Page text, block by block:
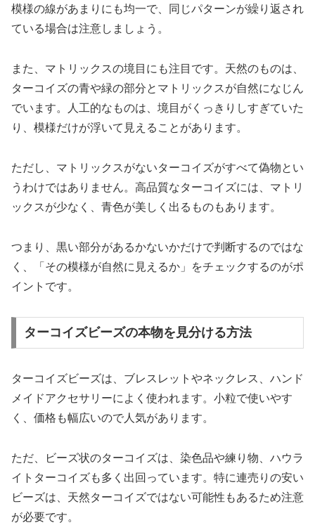
模様の線があまりにも均一で、同じパターンが繰り返され
ている場合は注意しましょう。
また、マトリックスの境目にも注目です。天然のものは、
ターコイズの青や緑の部分とマトリックスが自然になじん
でいます。人工的なものは、境目がくっきりしすぎていた
り、模様だけが浮いて見えることがあります。
ただし、マトリックスがないターコイズがすべて偽物とい
うわけではありません。高品質なターコイズには、マトリ
ックスが少なく、青色が美しく出るものもあります。
つまり、黒い部分があるかないかだけで判断するのではな
く、「その模様が自然に見えるか」をチェックするのがポ
イントです。
ターコイズビーズの本物を見分ける方法
ターコイズビーズは、ブレスレットやネックレス、ハンド
メイドアクセサリーによく使われます。小粒で使いやす
く、価格も幅広いので人気があります。
ただ、ビーズ状のターコイズは、染色品や練り物、ハウラ
イトターコイズも多く出回っています。特に連売りの安い
ビーズは、天然ターコイズではない可能性もあるため注意
が必要です。